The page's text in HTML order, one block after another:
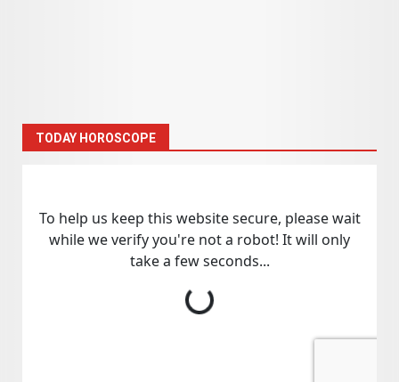
TODAY HOROSCOPE